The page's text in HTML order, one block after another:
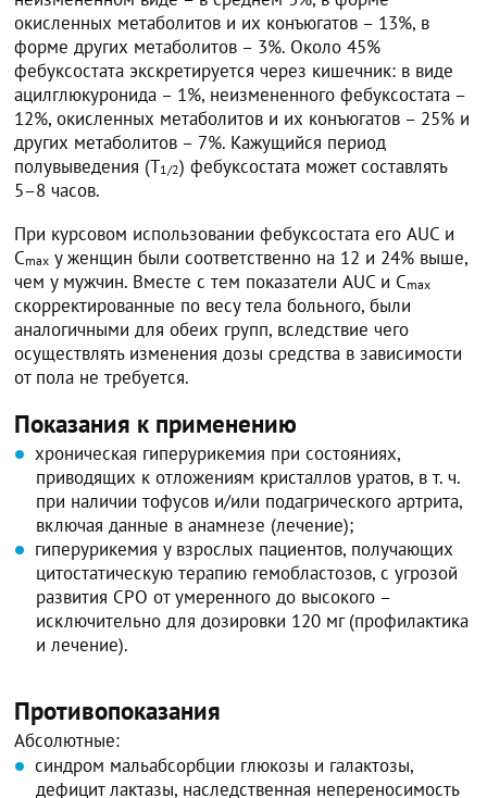
окисленных метаболитов и их конъюгатов – 13%, в
форме других метаболитов – 3%. Около 45%
фебуксостата экскретируется через кишечник: в виде
ацилглюкуронида – 1%, неизмененного фебуксостата –
12%, окисленных метаболитов и их конъюгатов – 25% и
других метаболитов – 7%. Кажущийся период
полувыведения (Т1/2) фебуксостата может составлять
5–8 часов.
При курсовом использовании фебуксостата его AUC и
Cmax у женщин были соответственно на 12 и 24% выше,
чем у мужчин. Вместе с тем показатели AUC и Cmax
скорректированные по весу тела больного, были
аналогичными для обеих групп, вследствие чего
осуществлять изменения дозы средства в зависимости
от пола не требуется.
Показания к применению
хроническая гиперурикемия при состояниях,
приводящих к отложениям кристаллов уратов, в т. ч.
при наличии тофусов и/или подагрического артрита,
включая данные в анамнезе (лечение);
гиперурикемия у взрослых пациентов, получающих
цитостатическую терапию гемобластозов, с угрозой
развития СРО от умеренного до высокого –
исключительно для дозировки 120 мг (профилактика
и лечение).
Противопоказания
Абсолютные:
синдром мальабсорбции глюкозы и галактозы,
дефицит лактазы, наследственная непереносимость